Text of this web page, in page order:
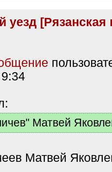
уезд [Рязанская
Матвей
Матвей